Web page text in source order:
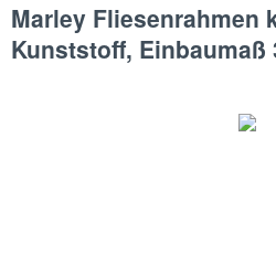
Marley Fliesenrahmen
Kunststoff, Einbaumaß